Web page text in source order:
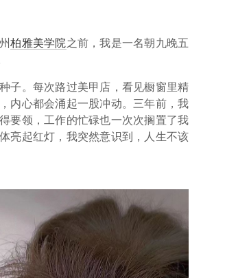
柏雅美学院之前，我是一名朝九晚五
子。每次路过美甲店，看见橱窗里精
内心都会涌起一股冲动。三年前，我
要领，工作的忙碌也一次次搁置了我
亮起红灯，我突然意识到，人生不该